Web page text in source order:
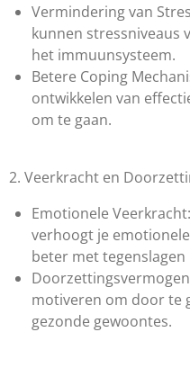
Vermindering van
kunnen stressniveaus
het immuunsysteem.
Betere Coping
ontwikkelen van
om te gaan.
2. Veerkracht en
Emotionele
verhoogt je
beter met
motiveren om door te
gezonde gewoontes.